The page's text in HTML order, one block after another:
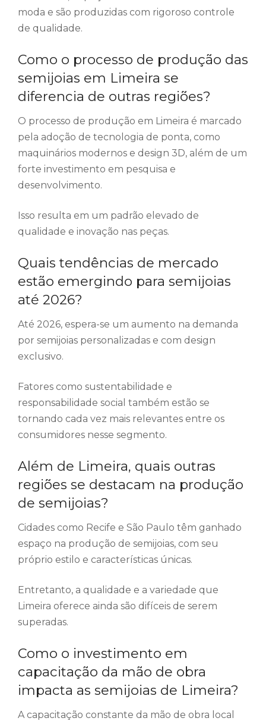
moda e são produzidas com rigoroso controle
de qualidade.
Como o processo de produção das
semijoias em Limeira se
diferencia de outras regiões?
O processo de produção em Limeira é marcado
pela adoção de tecnologia de ponta, como
maquinários modernos e design 3D, além de um
forte investimento em pesquisa e
desenvolvimento.
Isso resulta em um padrão elevado de
qualidade e inovação nas peças.
Quais tendências de mercado
estão emergindo para semijoias
até 2026?
Até 2026, espera-se um aumento na demanda
por semijoias personalizadas e com design
exclusivo.
Fatores como sustentabilidade e
responsabilidade social também estão se
tornando cada vez mais relevantes entre os
consumidores nesse segmento.
Além de Limeira, quais outras
regiões se destacam na produção
de semijoias?
Cidades como Recife e São Paulo têm ganhado
espaço na produção de semijoias, com seu
próprio estilo e características únicas.
Entretanto, a qualidade e a variedade que
Limeira oferece ainda são difíceis de serem
superadas.
Como o investimento em
capacitação da mão de obra
impacta as semijoias de Limeira?
A capacitação constante da mão de obra local